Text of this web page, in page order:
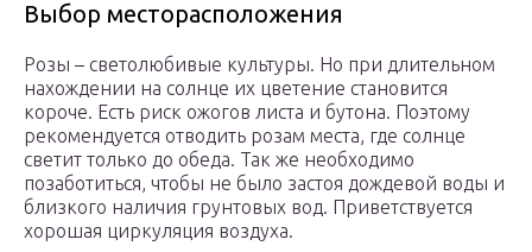
Выбор месторасположения
Розы – светолюбивые культуры. Но при длительном
нахождении на солнце их цветение становится
короче. Есть риск ожогов листа и бутона. Поэтому
рекомендуется отводить розам места, где солнце
светит только до обеда. Так же необходимо
позаботиться, чтобы не было застоя дождевой воды и
близкого наличия грунтовых вод. Приветствуется
хорошая циркуляция воздуха.